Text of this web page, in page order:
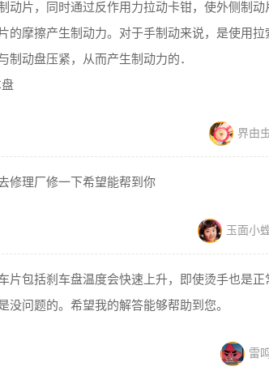
动片，同时通过反作用力拉动卡钳，使外侧制动
的摩擦产生制动力。对于手制动来说，是使用
制动盘压紧，从而产生制动力的．
界由
修理厂修一下希望能帮到你
玉面小
片包括刹车盘温度会快速上升，即使烫手也是
没问题的。希望我的解答能够帮助到您。
雷